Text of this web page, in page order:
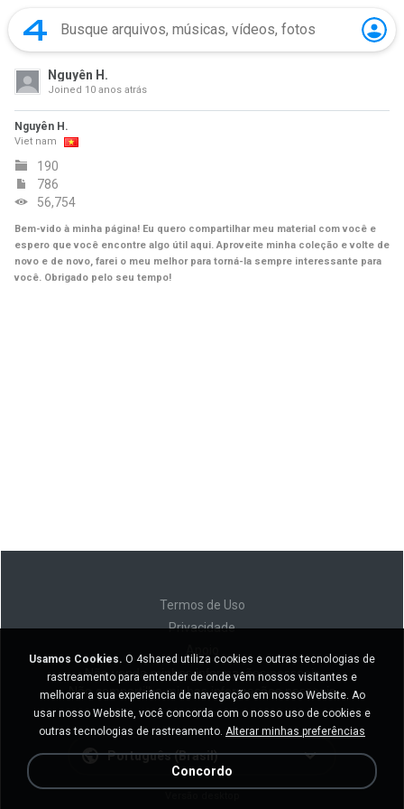
Nguyên H.
Joined 10 anos atrás
Nguyên H.
Viet nam
190
786
56,754
Bem-vido à minha página! Eu quero compartilhar meu material com você e
espero que você encontre algo útil aqui. Aproveite minha coleção e volte de
novo e de novo, farei o meu melhor para torná-la sempre interessante para
você. Obrigado pelo seu tempo!
Termos de Uso
Privacidade
Não venda minhas informações pessoais
Não compartilhe minhas informações pessoais
Português (Brasil)
Usamos Cookies. O 4shared utiliza cookies e outras tecnologias de
rastreamento para entender de onde vêm nossos visitantes e
melhorar a sua experiência de navegação em nosso Website. Ao
usar nosso Website, você concorda com o nosso uso de cookies e
outras tecnologias de rastreamento. Alterar minhas preferências
Concordo